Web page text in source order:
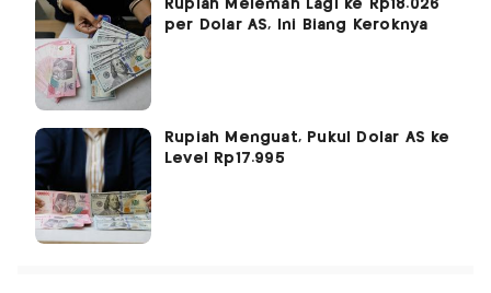
Rupiah Melemah Lagi ke Rp18.026
per Dolar AS, Ini Biang Keroknya
Rupiah Menguat, Pukul Dolar AS ke
Level Rp17.995